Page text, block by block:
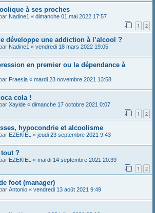
à ses proches
Nadine1 « dimanche 01 mai 2022 17:57
1 2
développe une addiction à l’alcool ?
Nadine1 « vendredi 18 mars 2022 19:05
en premier ou la dépendance à
Fraesia « mardi 23 novembre 2021 13:58
cola !
Xayide « dimanche 17 octobre 2021 0:07
1 2
hypocondrie et alcoolisme
EZEKIEL « jeudi 23 septembre 2021 9:43
tout ?
EZEKIEL « mardi 14 septembre 2021 20:39
1 2
foot (manager)
Antonio « vendredi 13 août 2021 9:49